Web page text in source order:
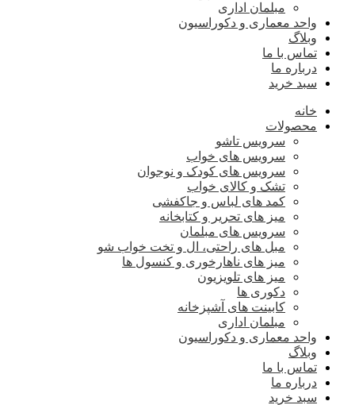
مبلمان اداری
واحد معماری و دکوراسیون
وبلاگ
تماس با ما
درباره ما
سبد خرید
خانه
محصولات
سرویس تاشو
سرویس های خواب
سرویس های کودک و نوجوان
تشک و کالای خواب
کمد های لباس و جاکفشی
میز های تحریر و کتابخانه
سرویس های مبلمان
مبل های راحتی، ال و تخت خواب شو
میز های ناهارخوری و کنسول ها
میز های تلویزیون
دکوری ها
کابینت های آشپزخانه
مبلمان اداری
واحد معماری و دکوراسیون
وبلاگ
تماس با ما
درباره ما
سبد خرید